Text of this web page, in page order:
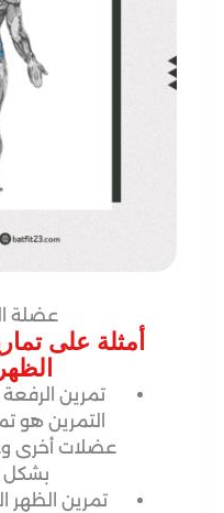
عضلة
أمثلة على
تمرين الرفعة
التمرين هو
عضلات أخرى
بشكل
تمرين الظهر